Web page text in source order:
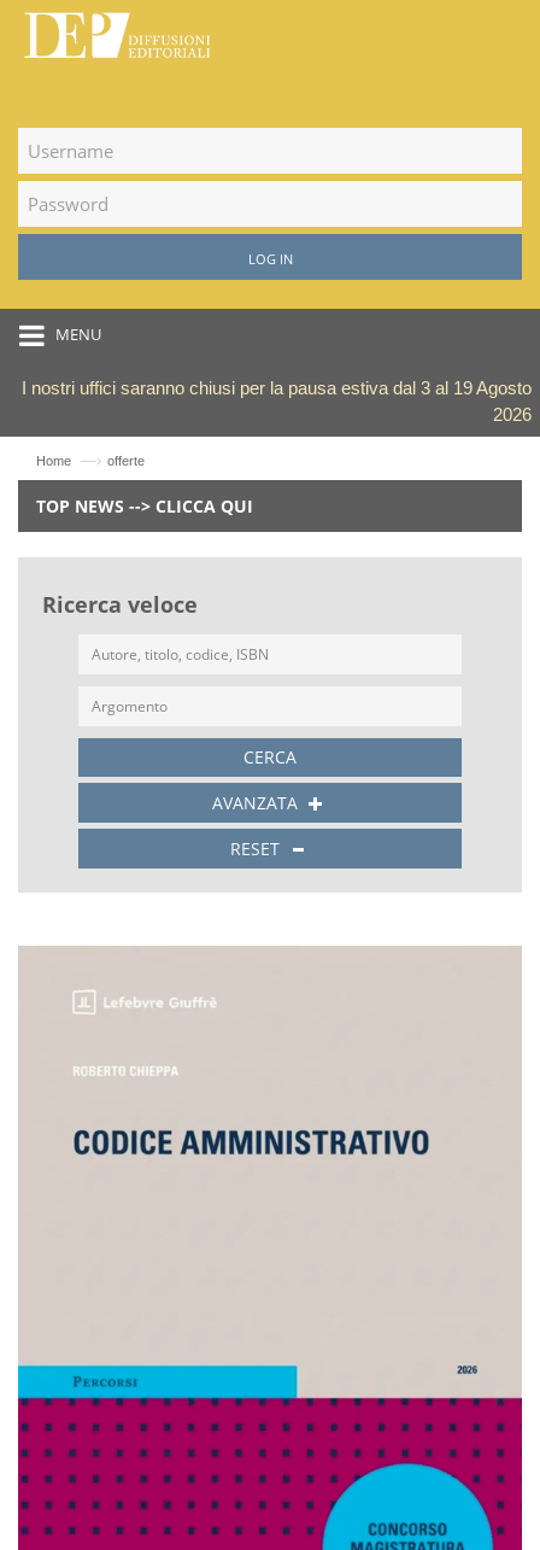
LOG IN
MENU
I nostri uffici saranno chiusi per la pausa estiva dal 3 al 19 Agosto
2026
Home —› offerte
TOP NEWS --> CLICCA QUI
Ricerca veloce
CERCA
AVANZATA
RESET